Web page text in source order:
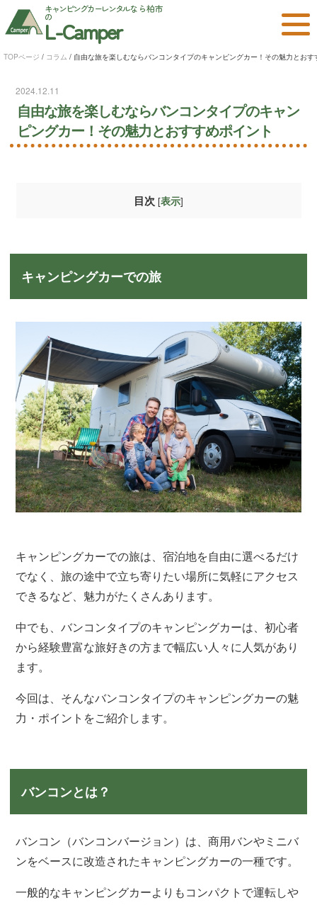
キャンピングカーレンタルなら柏市
の
L-Camper
TOPページ / コラム / 自由な旅を楽しむならバンコンタイプのキャンピングカー！その魅力とおす
2024.12.11
自由な旅を楽しむならバンコンタイプのキャン
ピングカー！その魅力とおすすめポイント
目次 [表示]
キャンピングカーでの旅
キャンピングカーでの旅は、宿泊地を自由に選べるだけ
でなく、旅の途中で立ち寄りたい場所に気軽にアクセス
できるなど、魅力がたくさんあります。
中でも、バンコンタイプのキャンピングカーは、初心者
から経験豊富な旅好きの方まで幅広い人々に人気があり
ます。
今回は、そんなバンコンタイプのキャンピングカーの魅
力・ポイントをご紹介します。
バンコンとは？
バンコン（バンコンバージョン）は、商用バンやミニバ
ンをベースに改造されたキャンピングカーの一種です。
一般的なキャンピングカーよりもコンパクトで運転しや